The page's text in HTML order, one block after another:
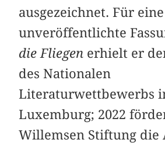
ausgezeichnet. Für eine
unveröffentlichte
die Fliegen erhielt er
des Nationalen
Literaturwettbewerbs
Luxemburg; 2022
Willemsen Stiftung die